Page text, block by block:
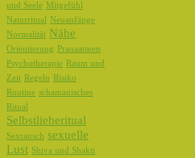
und Seele Mitgefühl
Naturritual
Neuanfänge
Normalität Nähe
Orientierung
Pranaatmen
Psychotherapie Raum und
Zeit Regeln
Risiko
Routine schamanisches
Ritual
Selbstlieberitual
Sexrausch sexuelle
Lust Shiva und Shakti